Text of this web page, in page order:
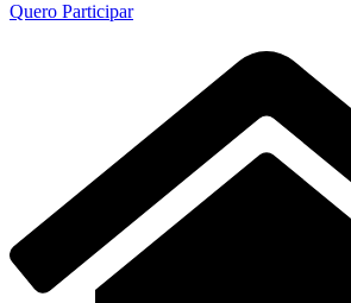
Quero Participar